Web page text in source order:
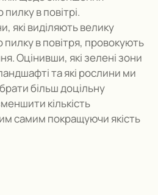
в повітрі.
які виділяють велику
пилку в повітря, провокують
Оцінивши, які зелені зони
та які рослини ми
більш доцільну
кількість
самим покращуючи якість